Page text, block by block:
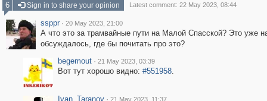
6
Sign in to share your opinion Latest comment: 22 May 2023, 08:44
ssppr · 20 May 2023, 21:00
А что это за трамвайные пути на Малой Спасской? Это уже
обсуждалось, где бы почитать про это?
begemout · 21 May 2023, 03:39
Вот тут хорошо видно: #551958.
Ivan_Taranov · 21 May 2023, 11:37